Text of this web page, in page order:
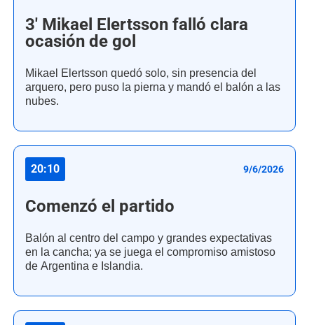
3' Mikael Elertsson falló clara
ocasión de gol
Mikael Elertsson quedó solo, sin presencia del
arquero, pero puso la pierna y mandó el balón a las
nubes.
20:10 9/6/2026
Comenzó el partido
Balón al centro del campo y grandes expectativas
en la cancha; ya se juega el compromiso amistoso
de Argentina e Islandia.